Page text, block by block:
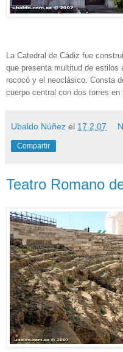
La Catedral de Cádiz fue
que presenta multitud de estilos
rococó y el neoclásico. Consta
cuerpo central con dos torres en
Ubaldo Núñez el 17.2.07
Compartir
Teatro Romano